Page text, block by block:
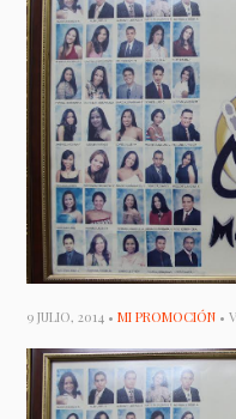
9 JULIO, 2014 •MI PROMOCIÓN •